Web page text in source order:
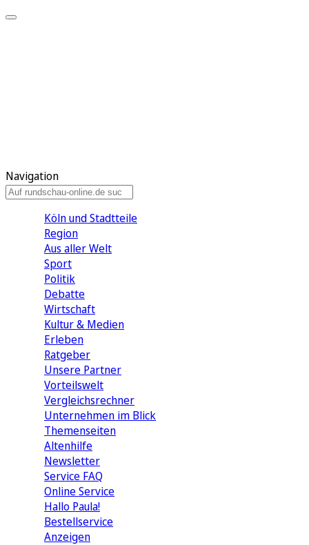
Navigation
Köln und Stadtteile
Region
Aus aller Welt
Sport
Politik
Debatte
Wirtschaft
Kultur & Medien
Erleben
Ratgeber
Unsere Partner
Vorteilswelt
Vergleichsrechner
Unternehmen im Blick
Themenseiten
Altenhilfe
Newsletter
Service FAQ
Online Service
Hallo Paula!
Bestellservice
Anzeigen